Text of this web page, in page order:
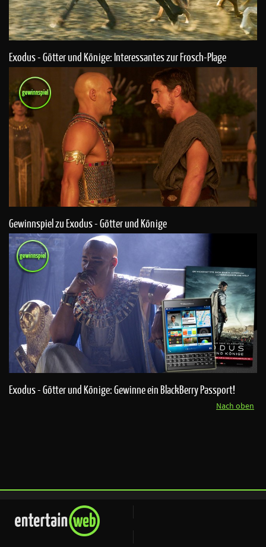
Exodus - Götter und Könige: Interessantes zur Frosch-Plage
Gewinnspiel zu Exodus - Götter und Könige
Exodus - Götter und Könige: Gewinne ein BlackBerry Passport!
Nach oben